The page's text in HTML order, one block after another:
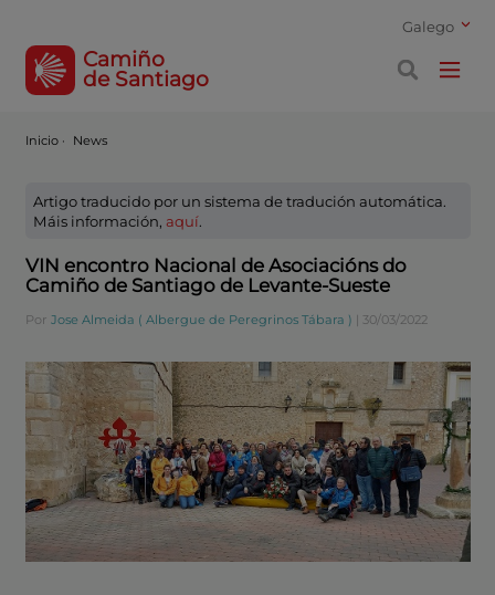
Galego
Camiño
de Santiago
Inicio · News
Artigo traducido por un sistema de tradución automática.
Máis información, aquí.
VIN encontro Nacional de Asociacións do
Camiño de Santiago de Levante-Sueste
Por Jose Almeida ( Albergue de Peregrinos Tábara ) 30/03/2022